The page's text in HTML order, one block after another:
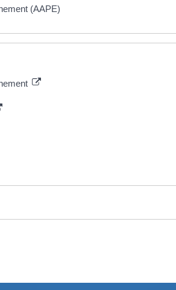
(AAPE)